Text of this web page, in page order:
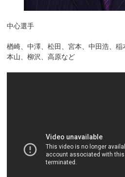
中心選手
楢崎、中澤、松田、宮本、中田浩、稲
本山、柳沢、高原など